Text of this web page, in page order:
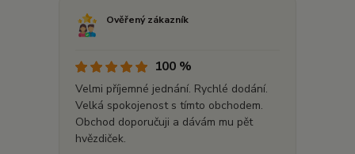
Ověřený zákazník
100 %
Velmi příjemné jednání. Rychlé dodání.
Velká spokojenost s tímto obchodem.
Obchod doporučuji a dávám mu pět
hvězdiček.